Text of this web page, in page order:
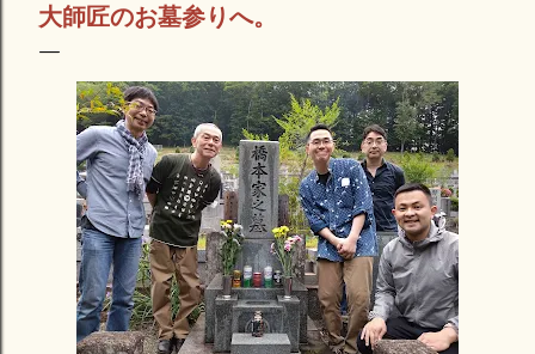
大師匠のお墓参りへ。